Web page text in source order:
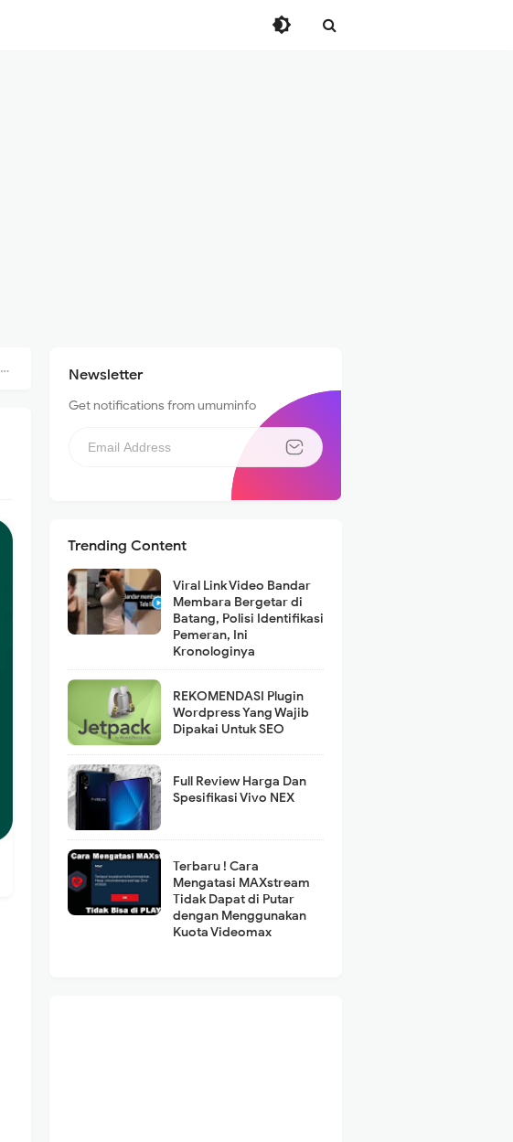
Newsletter
Get notifications from umuminfo
Trending Content
Viral Link Video Bandar
Membara Bergetar di
Batang, Polisi Identifikasi
Pemeran, Ini
Kronologinya
REKOMENDASI Plugin
Wordpress Yang Wajib
Dipakai Untuk SEO
Full Review Harga Dan
Spesifikasi Vivo NEX
Terbaru ! Cara
Mengatasi MAXstream
Tidak Dapat di Putar
dengan Menggunakan
Kuota Videomax